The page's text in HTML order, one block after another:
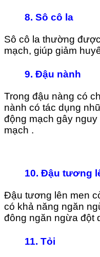
8. Sô cô la
Sô cô la thường
mạch, giúp giảm
9. Đậu nành
Trong đậu nàng có
nành có tác dụng
động mạch gây
mạch .
10. Đậu tương
Đậu tương lên men
có khả năng ngăn
đông ngăn ngừa đột
11. Tỏi